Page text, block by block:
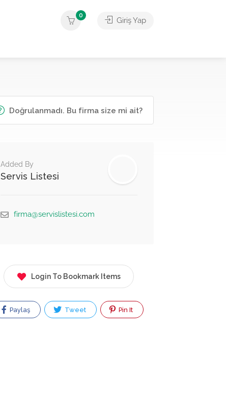
0
Giriş Yap
Doğrulanmadı. Bu firma size mi ait?
Added By
Servis Listesi
firma@servislistesi.com
Login To Bookmark Items
Paylaş Tweet Pin It